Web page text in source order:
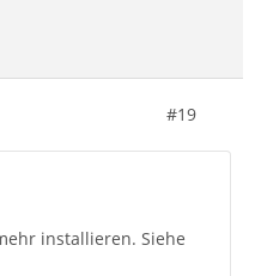
#19
installieren. Siehe